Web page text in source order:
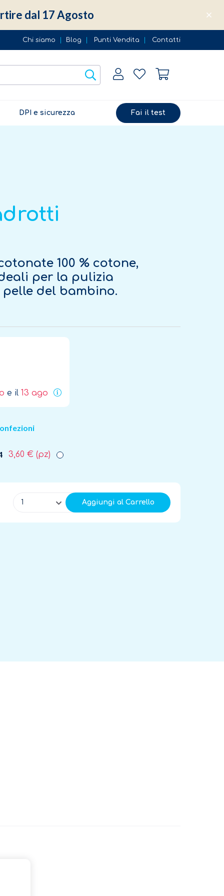
Chi siamo Blog Punti Vendita Contatti
DPI e sicurezza Fai il test
100 % cotone,
per la pulizia
del bambino.
e il 13 ago
3,60 € (pz)
1 Aggiungi al Carrello
dal 17 Agosto